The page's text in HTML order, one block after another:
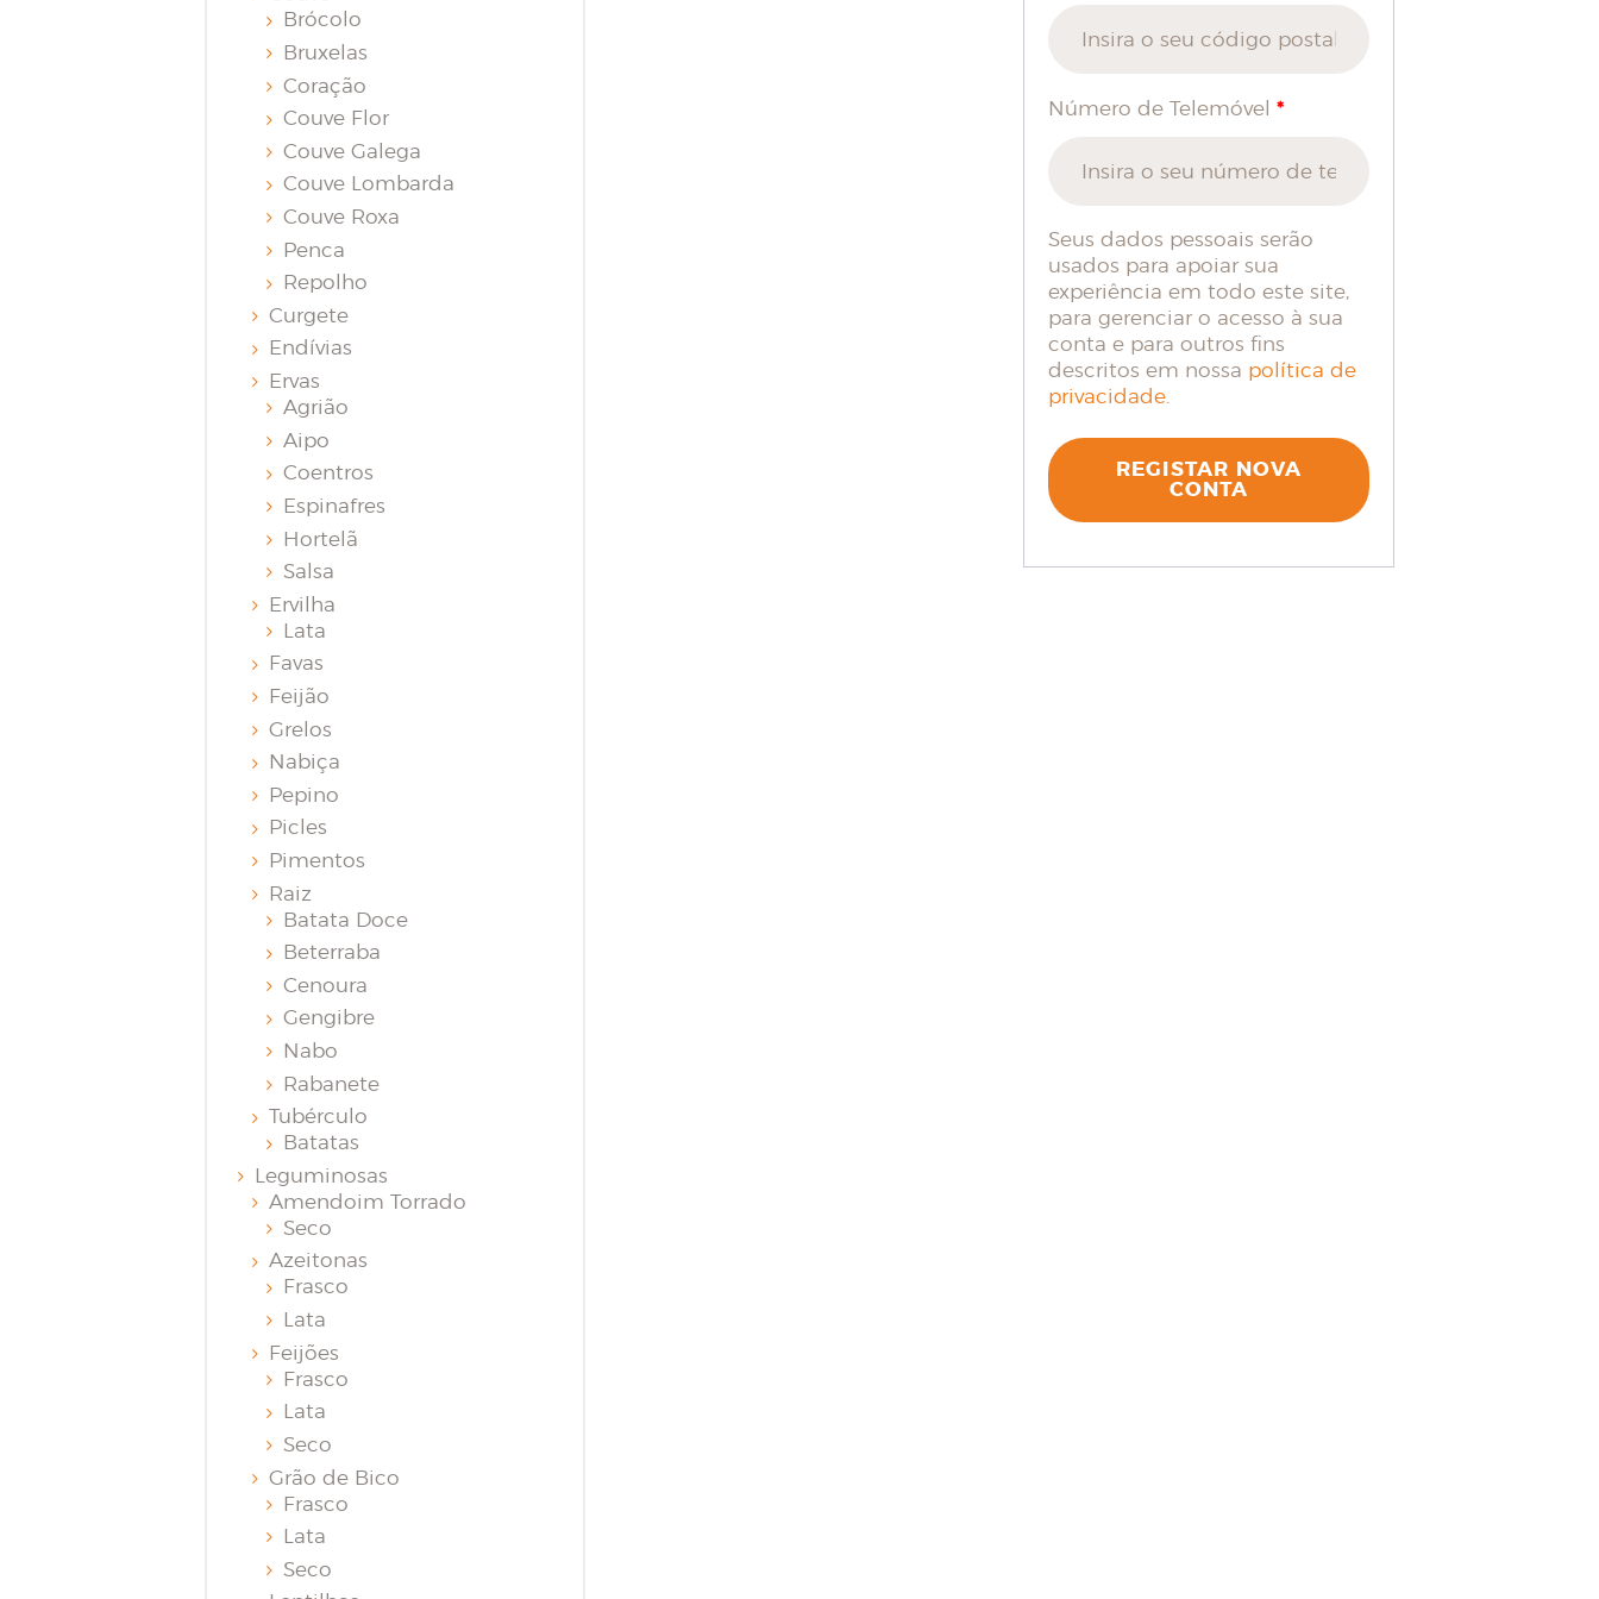
Número de Telemóvel *
Seus dados pessoais serão
usados para apoiar sua
experiência em todo este site,
para gerenciar o acesso à sua
conta e para outros fins
descritos em nossa política de
privacidade.
REGISTAR NOVA
CONTA
Brócolo
Bruxelas
Coração
Couve Flor
Couve Galega
Couve Lombarda
Couve Roxa
Penca
Repolho
Curgete
Endívias
Ervas
Agrião
Aipo
Coentros
Espinafres
Hortelã
Salsa
Ervilha
Lata
Favas
Feijão
Grelos
Nabiça
Pepino
Picles
Pimentos
Raiz
Batata Doce
Beterraba
Cenoura
Gengibre
Nabo
Rabanete
Tubérculo
Batatas
Leguminosas
Amendoim Torrado
Seco
Azeitonas
Frasco
Lata
Feijões
Frasco
Lata
Seco
Grão de Bico
Frasco
Lata
Seco